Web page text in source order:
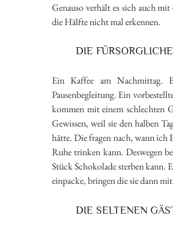
Genauso verhält es sich auch
die Hälfte nicht mal erkennen.
DIE
Ein Kaffee am Nachmittag.
Pausenbegleitung. Ein
kommen mit einem schlechten
Gewissen, weil sie den halben
hätte. Die fragen nach, wann ich
Ruhe trinken kann. Deswegen
Stück Schokolade sterben kann.
einpacke, bringen die sie dann
DIE SELTENEN